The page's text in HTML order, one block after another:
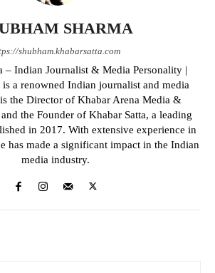
SHARMA
shubham.khabarsatta.com
– Indian Journalist & Media Personality |
is a renowned Indian journalist and media
the Director of Khabar Arena Media &
the Founder of Khabar Satta, a leading
in 2017. With extensive experience in
has made a significant impact in the Indian
media industry.